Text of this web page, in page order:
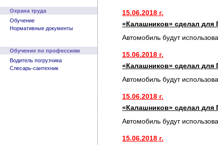
Охрана труда
Обучение
Нормативные документы
Обучение по профессиям
Водитель погрузчика
Слесарь-сантехник
15.06.2018 г.
«Калашников» сделал для
Автомобиль будут
15.06.2018 г.
«Калашников» сделал для
Автомобиль будут
15.06.2018 г.
«Калашников» сделал для
Автомобиль будут
15.06.2018 г.